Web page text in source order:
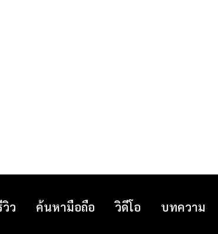
วิว ค้นหามือถือ วิดีโอ บทความ